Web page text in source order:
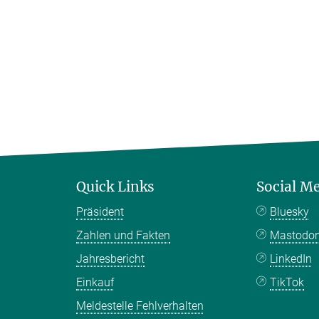
Quick Links
Präsident
Zahlen und Fakten
Jahresbericht
Einkauf
Meldestelle Fehlverhalten
Social
Bluesky
LinkedIn
TikTok